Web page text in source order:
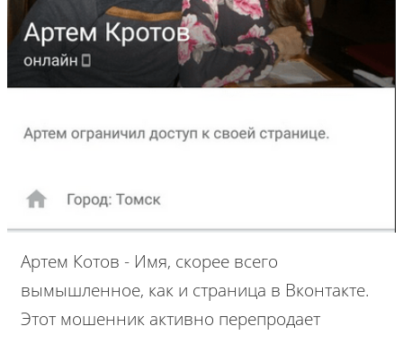
Артем Котов - Имя, скорее всего
вымышленное, как и страница в Вконтакте.
Этот мошенник активно перепродает